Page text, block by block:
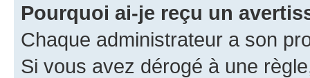
Pourquoi ai-je reçu un
Chaque administrateur a son
Si vous avez dérogé à une